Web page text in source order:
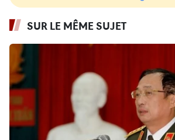
SUR LE MÊME SUJET